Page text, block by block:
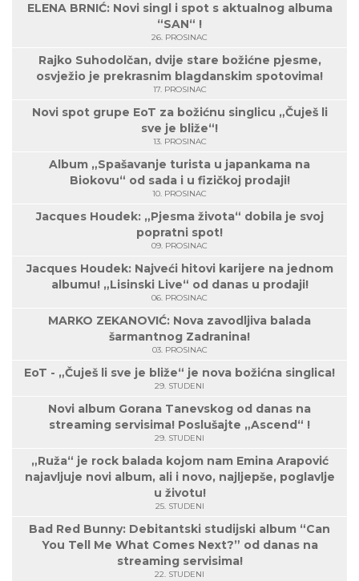
ELENA BRNIĆ: Novi singl i spot s aktualnog albuma
“SAN“ !
26. PROSINAC
Rajko Suhodolčan, dvije stare božićne pjesme,
osvježio je prekrasnim blagdanskim spotovima!
17. PROSINAC
Novi spot grupe EoT za božićnu singlicu „Čuješ li
sve je bliže“!
13. PROSINAC
Album „Spašavanje turista u japankama na
Biokovu“ od sada i u fizičkoj prodaji!
10. PROSINAC
Jacques Houdek: „Pjesma života“ dobila je svoj
popratni spot!
09. PROSINAC
Jacques Houdek: Najveći hitovi karijere na jednom
albumu! „Lisinski Live“ od danas u prodaji!
06. PROSINAC
MARKO ZEKANOVIĆ: Nova zavodljiva balada
šarmantnog Zadranina!
03. PROSINAC
EoT - „Čuješ li sve je bliže“ je nova božićna singlica!
29. STUDENI
Novi album Gorana Tanevskog od danas na
streaming servisima! Poslušajte „Ascend“ !
29. STUDENI
„Ruža“ je rock balada kojom nam Emina Arapović
najavljuje novi album, ali i novo, najljepše, poglavlje
u životu!
25. STUDENI
Bad Red Bunny: Debitantski studijski album “Can
You Tell Me What Comes Next?” od danas na
streaming servisima!
22. STUDENI